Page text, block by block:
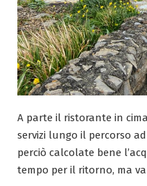
A parte il ristorante in
servizi lungo il percorso
perciò calcolate bene
tempo per il ritorno, ma